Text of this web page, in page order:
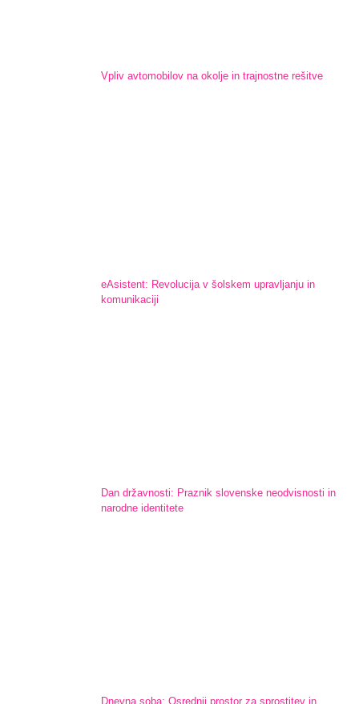
Vpliv avtomobilov na okolje in trajnostne rešitve
eAsistent: Revolucija v šolskem upravljanju in
komunikaciji
Dan državnosti: Praznik slovenske neodvisnosti in
narodne identitete
Dnevna soba: Osrednji prostor za sprostitev in